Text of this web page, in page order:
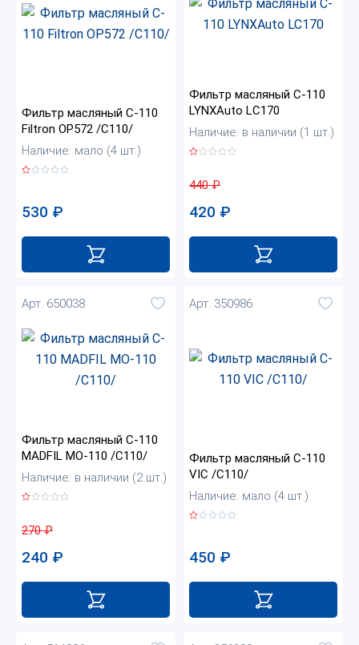
Фильтр масляный C-110
Filtron OP572 /C110/
Наличие: мало (4 шт.)
530 ₽
Фильтр масляный C-110
LYNXAuto LC170
Наличие: в наличии (1 шт.)
440₽
420 ₽
Арт. 650038
Фильтр масляный C-110
MADFIL MO-110 /C110/
Наличие: в наличии (2 шт.)
270₽
240 ₽
Арт. 350986
Фильтр масляный C-110
VIC /C110/
Наличие: мало (4 шт.)
450 ₽